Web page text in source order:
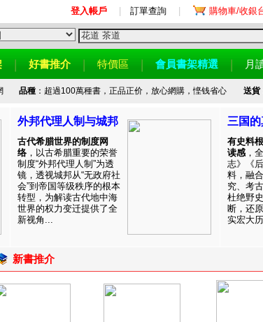
登入帳戶 訂單查詢 購物車/收銀
好書推介 特價區 會員書架精選 月
品種：超過100萬種書，正品正价，放心網購，悭钱省心 送貨
外邦代理人制与城邦
古代希腊世界的制度网
络 ，以古希腊重要的荣誉
制度“外邦代理人制”为透
镜，透视城邦从“无政府社
会”到帝国等级秩序的根本
转型，为解读古代地中海
世界的权力变迁提供了全
新视角...
三国的
有史料
读感 ，
志》《
料，融
究、考
杜绝野
断，还
实宏大
新書推介